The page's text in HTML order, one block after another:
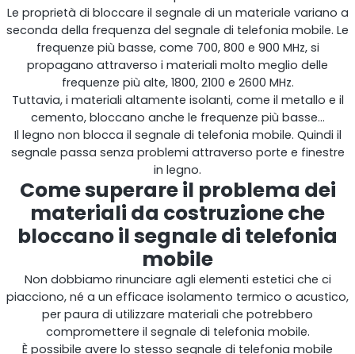
Ripetitore OCTO
Regno Unito e Irlanda. Ripetitore commerciale
Le proprietà di bloccare il segnale di un materiale variano a
seconda della frequenza del segnale di telefonia mobile. Le
frequenze più basse, come 700, 800 e 900 MHz, si
propagano attraverso i materiali molto meglio delle
frequenze più alte, 1800, 2100 e 2600 MHz.
Tuttavia, i materiali altamente isolanti, come il metallo e il
cemento, bloccano anche le frequenze più basse…
Il legno non blocca il segnale di telefonia mobile. Quindi il
segnale passa senza problemi attraverso porte e finestre
in legno.
Come superare il problema dei
materiali da costruzione che
bloccano il segnale di telefonia
mobile
Non dobbiamo rinunciare agli elementi estetici che ci
piacciono, né a un efficace isolamento termico o acustico,
per paura di utilizzare materiali che potrebbero
compromettere il segnale di telefonia mobile.
È possibile avere lo stesso segnale di telefonia mobile